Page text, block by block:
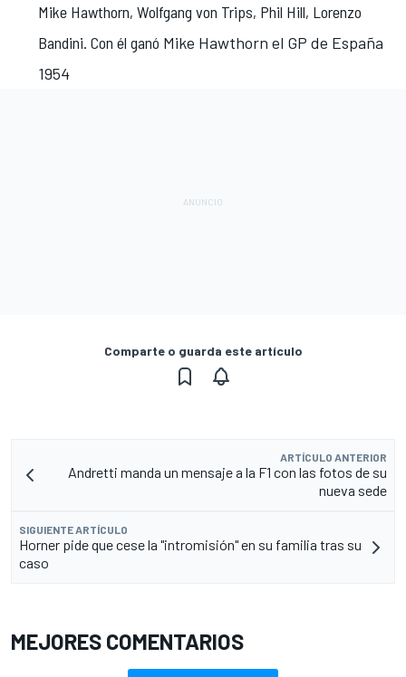
Mike Hawthorn, Wolfgang von Trips, Phil Hill, Lorenzo
Bandini. Con él ganó Mike Hawthorn el GP de España
1954
Comparte o guarda este artículo
ARTÍCULO ANTERIOR
Andretti manda un mensaje a la F1 con las fotos de su
nueva sede
SIGUIENTE ARTÍCULO
Horner pide que cese la "intromisión" en su familia tras su
caso
MEJORES COMENTARIOS